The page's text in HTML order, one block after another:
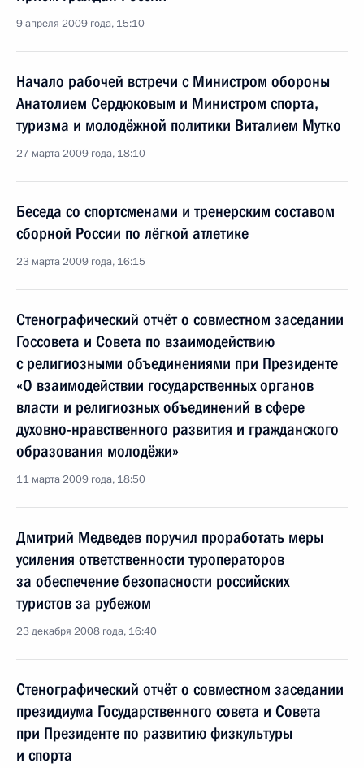
9 апреля 2009 года, 15:10
Начало рабочей встречи с Министром обороны
Анатолием Сердюковым и Министром спорта,
туризма и молодёжной политики Виталием Мутко
27 марта 2009 года, 18:10
Беседа со спортсменами и тренерским составом
сборной России по лёгкой атлетике
23 марта 2009 года, 16:15
Стенографический отчёт о совместном заседании
Госсовета и Совета по взаимодействию
с религиозными объединениями при Президенте
«О взаимодействии государственных органов
власти и религиозных объединений в сфере
духовно-нравственного развития и гражданского
образования молодёжи»
11 марта 2009 года, 18:50
Дмитрий Медведев поручил проработать меры
усиления ответственности туроператоров
за обеспечение безопасности российских
туристов за рубежом
23 декабря 2008 года, 16:40
Стенографический отчёт о совместном заседании
президиума Государственного совета и Совета
при Президенте по развитию физкультуры
и спорта